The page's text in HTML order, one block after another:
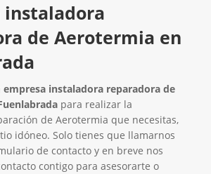
instaladora
de Aerotermia en
empresa instaladora reparadora de
para realizar la
de Aerotermia que necesitas,
idóneo. Solo tienes que llamarnos
de contacto y en breve nos
contigo para asesorarte o